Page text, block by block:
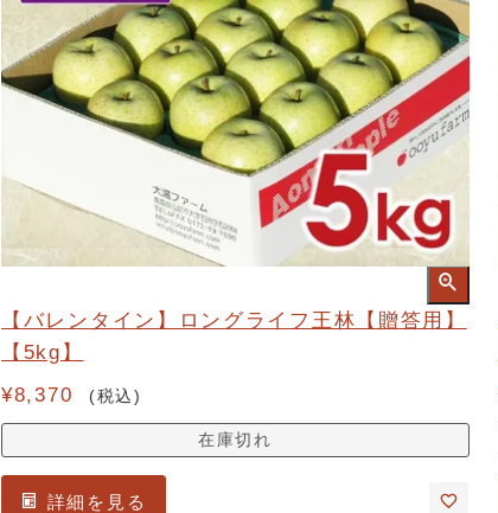
【バレンタイン】ロングライフ王林【贈答用】
【5kg】
¥8,370 税込
在庫切れ
詳細を見る